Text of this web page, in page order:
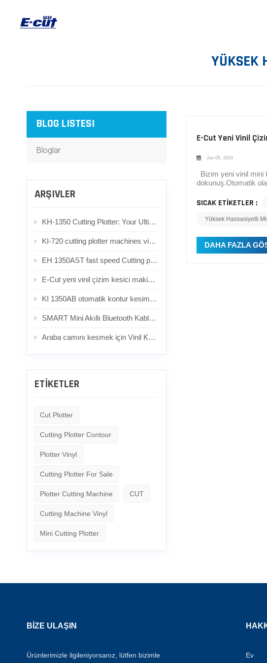
YÜKSEK
E-Cut Yeni Vinil
Jun 05, 2024
Bizim yeni vinil mini
dokunuş.Otomatik
değiştirilebilir.Basit
SICAK ETİKETLER :
Yüksek Hassasiyetli
DAHA FAZLA
BLOG LISTESI
Bloglar
ARŞIVLER
KH-1350 Cutting Plotter: Your Ultimate Vinyl Cutting Companion
KI-720 cutting plotter machines vinyl cutting machine
EH 1350AST fast speed Cutting plotter with Camera, servo motor
E-Cut yeni vinil çizim kesici makinesi mini kesici çizici vinil kesici çizici TT450
KI 1350AB otomatik kontur kesim çizici, 1350mm
SMART Mini Akıllı Bluetooth Kablosuz DIY Kesim Plotter
Araba camını kesmek için Vinil Kesici
ETİKETLER
Cut Plotter
Cutting Plotter Contour
Plotter Vinyl
Cutting Plotter For Sale
Plotter Cutting Machine CUT
Cutting Machine Vinyl
Mini Cutting Plotter
BİZE ULAŞIN
Ürünlerimizle ilgileniyorsanız, lütfen bizimle Ev